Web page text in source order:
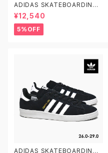
ADIDAS SKATEBOARDING
GAZELLE ADV FX6563 23.0
-29.0 アディダス スケートボー
ディング ガゼルADV スエード
黒白
¥12,540
5%OFF
ADIDAS SKATEBOARDING